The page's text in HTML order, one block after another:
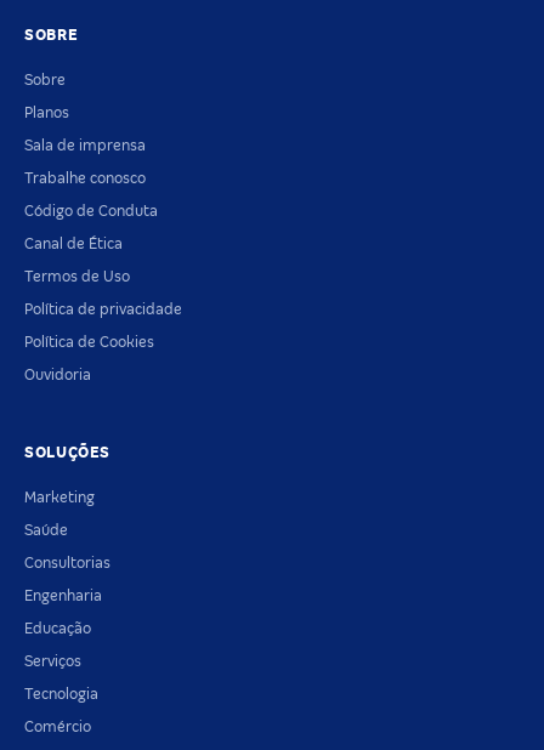
SOBRE
Sobre
Planos
Sala de imprensa
Trabalhe conosco
Código de Conduta
Canal de Ética
Termos de Uso
Política de privacidade
Política de Cookies
Ouvidoria
SOLUÇÕES
Marketing
Saúde
Consultorias
Engenharia
Educação
Serviços
Tecnologia
Comércio